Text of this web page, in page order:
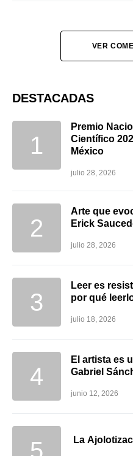
VER
DESTACADAS
Premio
Científico
México
julio 28, 2026
Arte que
Erick
julio 28, 2026
Leer es
por qué
julio 18, 2026
El artista es
Gabriel
junio 12, 2026
La